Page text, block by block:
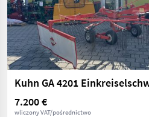
Kuhn GA 4201
7.200 €
wliczony VAT/pośrednictwo